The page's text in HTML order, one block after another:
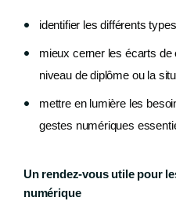
identifier les différents
mieux cerner les écarts de
niveau de diplôme ou la
mettre en lumière les
gestes numériques
Un rendez-vous utile pour
numérique